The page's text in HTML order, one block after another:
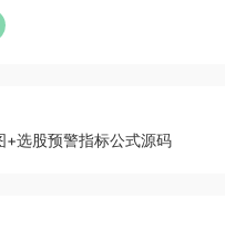
选股预警指标公式源码